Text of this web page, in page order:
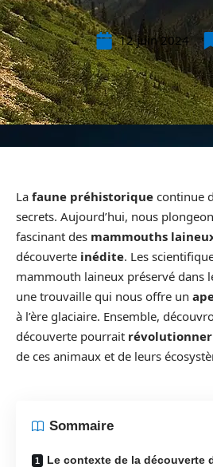
12 juin 2024
La faune préhistorique continue
secrets. Aujourd’hui, nous
fascinant des mammouths
découverte inédite. Les
mammouth laineux préservé dans
une trouvaille qui nous offre un
à l’ère glaciaire. Ensemble,
découverte pourrait révolutionner
de ces animaux et de leurs
Sommaire
Le contexte de la découverte